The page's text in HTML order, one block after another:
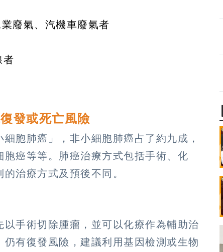
廢氣、汽機車廢氣者
者
發或死亡風險
胞肺癌」，非小細胞肺癌占了約九成，
癌等等。肺癌治療方式包括手術、化
治療方式及預後不同。
手術切除腫瘤，並可以化療作為輔助治
有復發風險，建議利用基因檢測或生物